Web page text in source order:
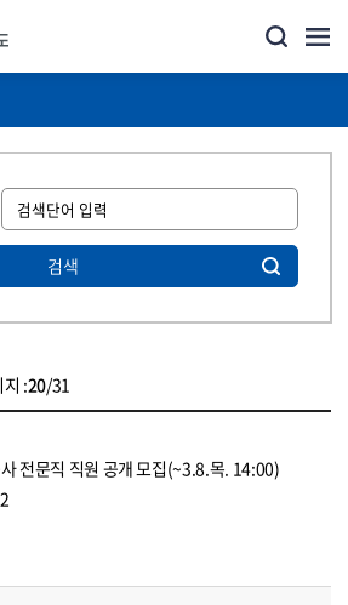
검색
:20/31
전문직 직원 공개 모집(~3.8.목. 14:00)